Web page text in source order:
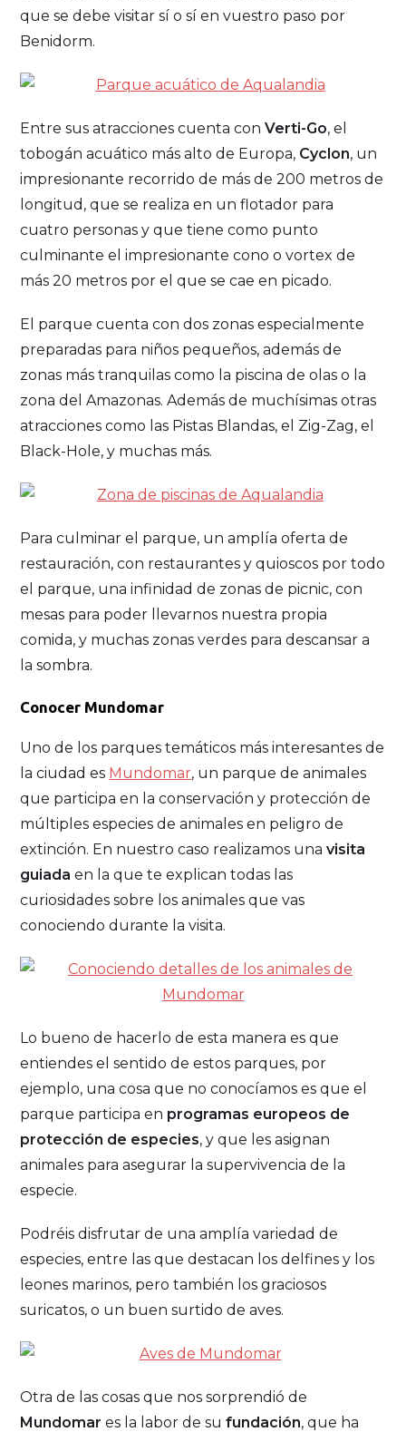
que se debe visitar sí o sí en vuestro paso por
Benidorm.
Entre sus atracciones cuenta conVerti-Go, el
tobogán acuático más alto de Europa, Cyclon, un
impresionante recorrido de más de 200 metros de
longitud, que se realiza en un flotador para
cuatro personas y que tiene como punto
culminante el impresionante cono o vortex de
más 20 metros por el que se cae en picado.
El parque cuenta con dos zonas especialmente
preparadas para niños pequeños, además de
zonas más tranquilas como la piscina de olas o la
zona del Amazonas. Además de muchísimas otras
atracciones como las Pistas Blandas, el Zig-Zag, el
Black-Hole, y muchas más.
Para culminar el parque, un amplía oferta de
restauración, con restaurantes y quioscos por todo
el parque, una infinidad de zonas de picnic, con
mesas para poder llevarnos nuestra propia
comida, y muchas zonas verdes para descansar a
la sombra.
Conocer Mundomar
Uno de los parques temáticos más interesantes de
la ciudad es Mundomar, un parque de animales
que participa en la conservación y protección de
múltiples especies de animales en peligro de
extinción. En nuestro caso realizamos unavisita
guiada en la que te explican todas las
curiosidades sobre los animales que vas
conociendo durante la visita.
Lo bueno de hacerlo de esta manera es que
entiendes el sentido de estos parques, por
ejemplo, una cosa que no conocíamos es que el
parque participa en programas europeos de
protección de especies, y que les asignan
animales para asegurar la supervivencia de la
especie.
Podréis disfrutar de una amplía variedad de
especies, entre las que destacan los delfines y los
leones marinos, pero también los graciosos
suricatos, o un buen surtido de aves.
Otra de las cosas que nos sorprendió de
Mundomar es la labor de sufundación, que ha